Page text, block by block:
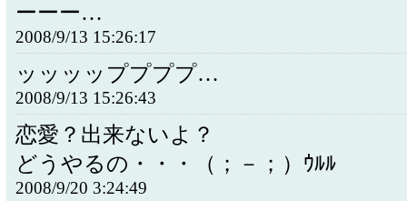
ーーー…
2008/9/13 15:26:17
ッッッッププププ…
2008/9/13 15:26:43
恋愛？出来ないよ？
どうやるの・・・（；－；）ｳﾙﾙ
2008/9/20 3:24:49